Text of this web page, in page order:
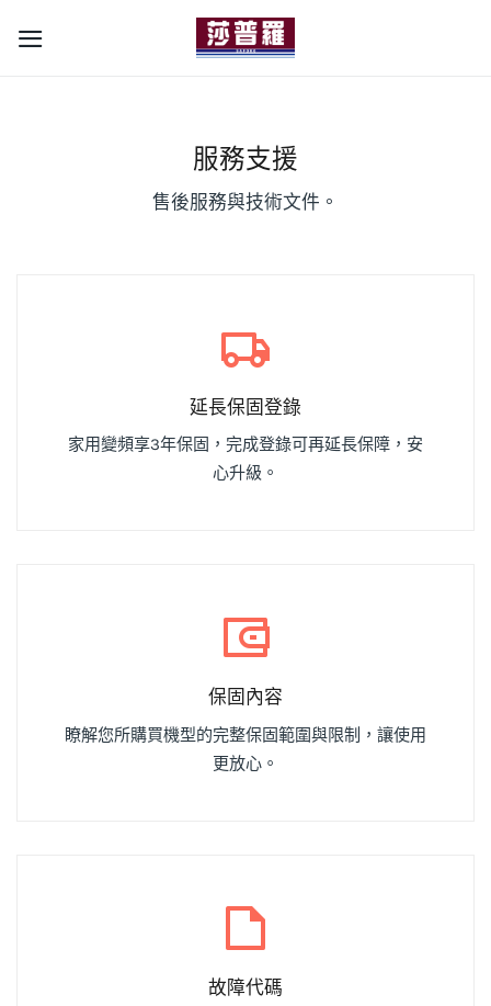
服務支援
售後服務與技術文件。
延長保固登錄
家用變頻享3年保固，完成登錄可再延長保障，安
心升級。
保固內容
瞭解您所購買機型的完整保固範圍與限制，讓使用
更放心。
故障代碼